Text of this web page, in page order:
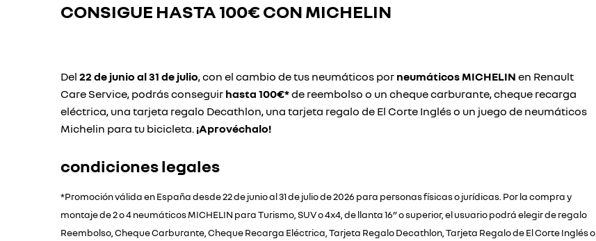
CONSIGUE HASTA100€ CON MICHELIN
Del 22 de junio al 31 de julio, con el cambio de tus neumáticos por neumáticos MICHELIN en Renault
Care Service, podrás conseguir hasta 100€*de reembolso o un cheque carburante, cheque recarga
eléctrica, una tarjeta regalo Decathlon, una tarjeta regalo de El Corte Inglés o un juego de neumáticos
Michelin para tu bicicleta. ¡Aprovéchalo!
condiciones legales
*Promoción válida en España desde 22 de junio al 31 de julio de 2026 para personas físicas o jurídicas. Por la compra y
montaje de 2 o 4 neumáticos MICHELIN para Turismo, SUV o 4x4, de llanta 16” o superior, el usuario podrá elegir de regalo
Reembolso, Cheque Carburante, Cheque Recarga Eléctrica, Tarjeta Regalo Decathlon, Tarjeta Regalo de El Corte Inglés o